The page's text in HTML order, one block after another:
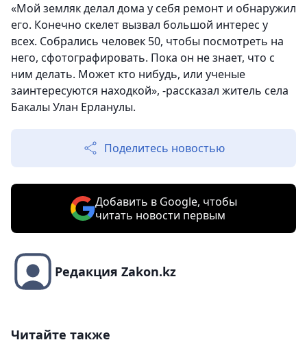
«Мой земляк делал дома у себя ремонт и обнаружил
его. Конечно скелет вызвал большой интерес у
всех. Собрались человек 50, чтобы посмотреть на
него, сфотографировать. Пока он не знает, что с
ним делать. Может кто нибудь, или ученые
заинтересуются находкой», -рассказал житель села
Бакалы Улан Ерланулы.
Поделитесь новостью
Добавить в Google, чтобы
читать новости первым
Редакция Zakon.kz
Читайте также